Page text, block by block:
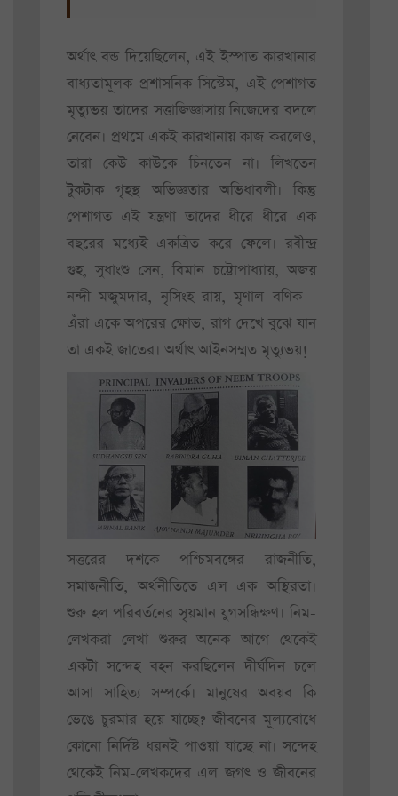
অর্থাৎ বন্ড দিয়েছিলেন, এই ইস্পাত কারখানার
বাধ্যতামূলক প্রশাসনিক সিস্টেম, এই পেশাগত
মৃত্যুভয় তাদের সত্তাজিজ্ঞাসায় নিজেদের বদলে
নেবেন। প্রথমে একই কারখানায় কাজ করলেও,
তারা কেউ কাউকে চিনতেন না। লিখতেন
টুকটাক গৃহস্থ অভিজ্ঞতার অভিধাবলী। কিন্তু
পেশাগত এই যন্ত্রণা তাদের ধীরে ধীরে এক
বছরের মধ্যেই একত্রিত করে ফেলে। রবীন্দ্র
গুহ, সুধাংশু সেন, বিমান চট্টোপাধ্যায়, অজয়
নন্দী মজুমদার, নৃসিংহ রায়, মৃণাল বণিক -
এঁরা একে অপরের ক্ষোভ, রাগ দেখে বুঝে যান
তা একই জাতের। অর্থাৎ আইনসম্মত মৃত্যুভয়!
সত্তরের দশকে পশ্চিমবঙ্গের রাজনীতি,
সমাজনীতি, অর্থনীতিতে এল এক অস্থিরতা।
শুরু হল পরিবর্তনের সৃয়মান যুগসন্ধিক্ষণ। নিম-
লেখকরা লেখা শুরুর অনেক আগে থেকেই
একটা সন্দেহ বহন করছিলেন দীর্ঘদিন চলে
আসা সাহিত্য সম্পর্কে। মানুষের অবয়ব কি
ভেঙে চুরমার হয়ে যাচ্ছে? জীবনের মূল্যবোধে
কোনো নির্দিষ্ট ধরনই পাওয়া যাচ্ছে না। সন্দেহ
থেকেই নিম-লেখকদের এল জগৎ ও জীবনের